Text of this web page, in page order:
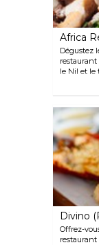
Africa
Dégustez
le Nil et le
Divino
Offrez-